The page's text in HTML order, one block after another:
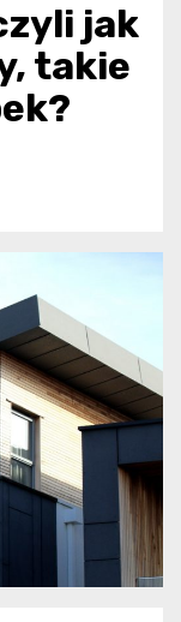
jak
takie